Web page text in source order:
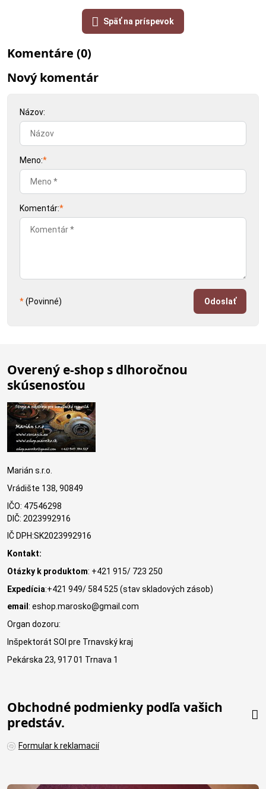
Späť na príspevok
Komentáre (0)
Nový komentár
Názov:
Meno:*
Komentár:*
*(Povinné) Odoslať
Overený e-shop s dlhoročnou
skúsenosťou
Marián s.r.o.
Vrádište 138, 90849
IČO: 47546298
DIČ: 2023992916
IČ DPH:SK2023992916
Kontakt:
Otázky k produktom: +421 915/ 723 250
Expedícia:+421 949/ 584 525 (stav skladových zásob)
email : eshop.marosko@gmail.com
Organ dozoru:
Inšpektorát SOI pre Trnavský kraj
Pekárska 23, 917 01 Trnava 1
Obchodné podmienky podľa vašich
predstáv.
Formular k reklamacií